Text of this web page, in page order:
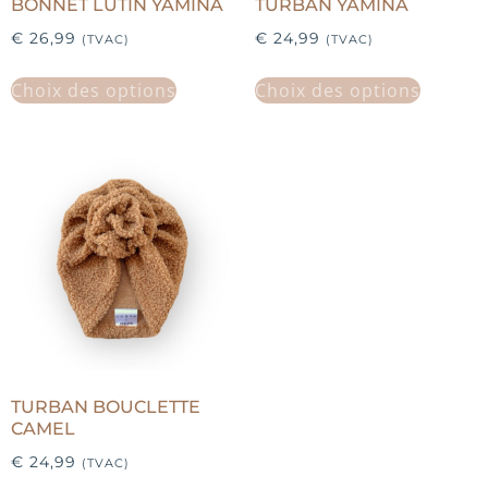
BONNET LUTIN YAMINA
€ 26,99 (TVAC)
Choix des options
TURBAN YAMINA
€ 24,99 (TVAC)
Choix des options
TURBAN BOUCLETTE
CAMEL
€ 24,99 (TVAC)